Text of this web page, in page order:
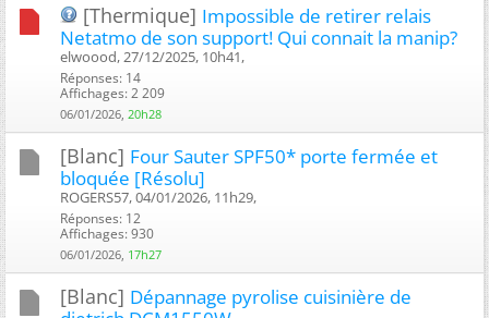
[Thermique] Impossible de retirer relais
Netatmo de son support! Qui connait la manip?
elwoood, 27/12/2025, 10h41, ‎
Réponses: 14
Affichages: 2 209
06/01/2026, 20h28
[Blanc] Four Sauter SPF50* porte fermée et
bloquée [Résolu]
ROGERS57, 04/01/2026, 11h29, ‎
Réponses: 12
Affichages: 930
06/01/2026, 17h27
[Blanc] Dépannage pyrolise cuisinière de